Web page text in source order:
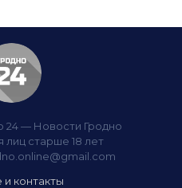
24 — Новости Гродно
старше 18 лет
и контакты